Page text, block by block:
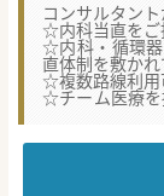
コンサルタン
☆内科当直をご
☆内科・循環器
直体制を敷かれ
☆複数路線利用
☆チーム医療を
り診ていただけ